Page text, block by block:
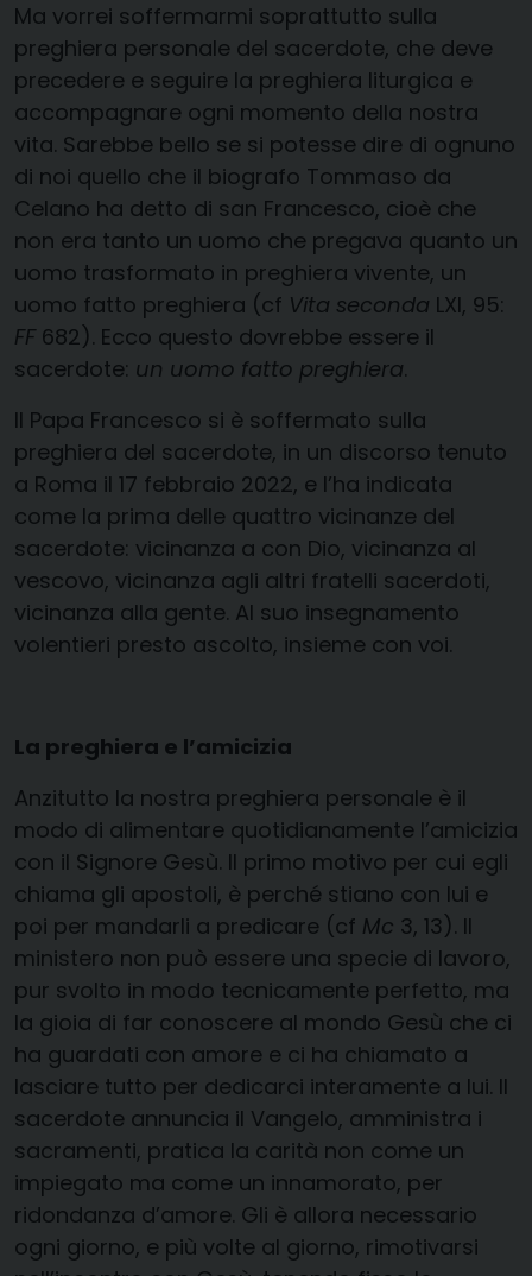
Ma vorrei soffermarmi soprattutto sulla
preghiera personale del sacerdote, che deve
precedere e seguire la preghiera liturgica e
accompagnare ogni momento della nostra
vita. Sarebbe bello se si potesse dire di ognuno
di noi quello che il biografo Tommaso da
Celano ha detto di san Francesco, cioè che
non era tanto un uomo che pregava quanto un
uomo trasformato in preghiera vivente, un
uomo fatto preghiera (cf Vita seconda LXI, 95:
FF 682). Ecco questo dovrebbe essere il
sacerdote: un uomo fatto preghiera.
Il Papa Francesco si è soffermato sulla
preghiera del sacerdote, in un discorso tenuto
a Roma il 17 febbraio 2022, e l’ha indicata
come la prima delle quattro vicinanze del
sacerdote: vicinanza a con Dio, vicinanza al
vescovo, vicinanza agli altri fratelli sacerdoti,
vicinanza alla gente. Al suo insegnamento
volentieri presto ascolto, insieme con voi.
La preghiera e l’amicizia
Anzitutto la nostra preghiera personale è il
modo di alimentare quotidianamente l’amicizia
con il Signore Gesù. Il primo motivo per cui egli
chiama gli apostoli, è perché stiano con lui e
poi per mandarli a predicare (cf Mc 3, 13). Il
ministero non può essere una specie di lavoro,
pur svolto in modo tecnicamente perfetto, ma
la gioia di far conoscere al mondo Gesù che ci
ha guardati con amore e ci ha chiamato a
lasciare tutto per dedicarci interamente a lui. Il
sacerdote annuncia il Vangelo, amministra i
sacramenti, pratica la carità non come un
impiegato ma come un innamorato, per
ridondanza d’amore. Gli è allora necessario
ogni giorno, e più volte al giorno, rimotivarsi